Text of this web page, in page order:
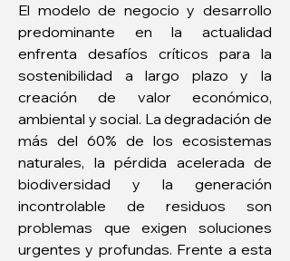
El modelo de negocio y desarrollo
predominante en la actualidad
enfrenta desafíos críticos para la
sostenibilidad a largo plazo y la
creación de valor económico,
ambiental y social. La degradación de
más del 60% de los ecosistemas
naturales, la pérdida acelerada de
biodiversidad y la generación
incontrolable de residuos son
problemas que exigen soluciones
urgentes y profundas. Frente a esta